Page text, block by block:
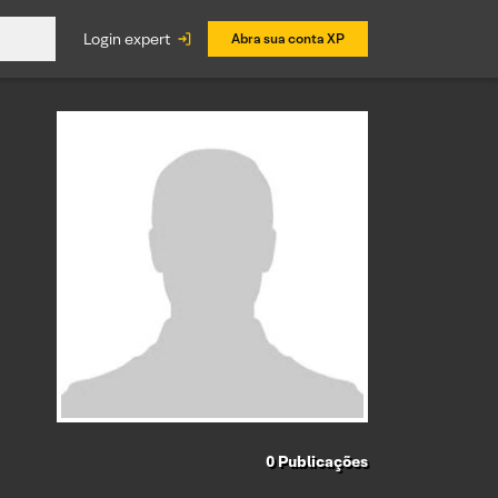
login expert Abra sua conta XP
0Publicações